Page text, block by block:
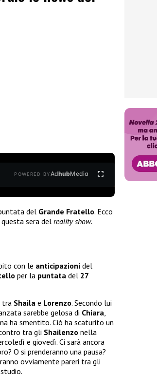
POWERED BYAdhubMedia
del Grande Fratello. Ecco
sera del reality show.
con le anticipazioni del
per la puntata del 27
tra Shaila e Lorenzo. Secondo lui
sarebbe gelosa di Chiara,
ha smentito. Ciò ha scaturito un
tra gli Shailenzo nella
e giovedì. Ci sarà ancora
O si prenderanno una pausa?
ovviamente pareri tra gli